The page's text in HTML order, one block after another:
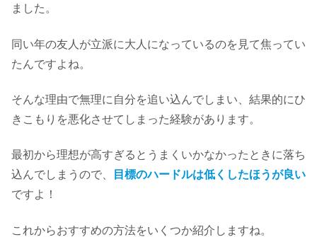
ました。
同い年の友人が立派に大人になっているのを見て焦ってい
たんですよね。
そんな理由で無理に自分を追い込んでしまい、結果的にひ
きこもりを悪化させてしまった経験があります。
最初から理想が高すぎるとうまくいかなかったときに落ち
込んでしまうので、
目標のハードルは低くしたほうが良い
ですよ！
これからおすすめの方法をいくつか紹介しますね。